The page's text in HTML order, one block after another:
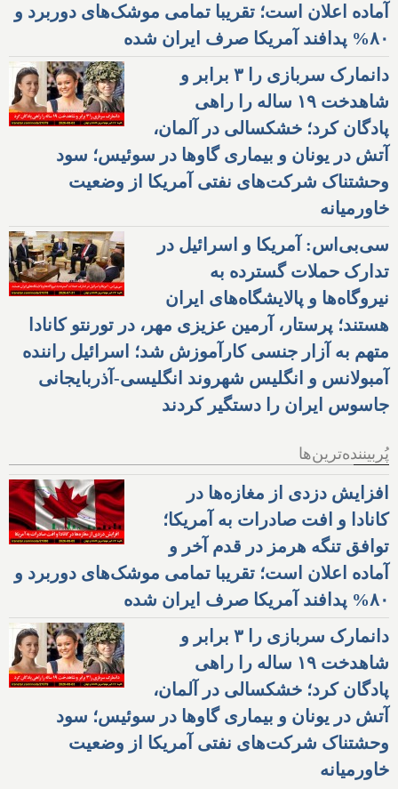
آماده اعلان است؛ تقریبا تمامی موشک‌های دوربرد و
۸۰% پدافند آمریکا صرف ایران شده
دانمارک سربازی را ۳ برابر و
شاهدخت ۱۹ ساله را راهی
پادگان کرد؛ خشکسالی در آلمان،
آتش در یونان و بیماری گاوها در سوئیس؛ سود
وحشتناک شرکت‌های نفتی آمریکا از وضعیت
خاورمیانه
سی‌بی‌اس: آمریکا و اسرائیل در
تدارک حملات گسترده به
نیروگاه‌ها و پالایشگاه‌های ایران
هستند؛ پرستار، آرمین عزیزی مهر، در تورنتو کانادا
متهم به آزار جنسی کارآموزش شد؛ اسرائیل راننده
آمبولانس و انگلیس شهروند انگلیسی-آذربایجانی
جاسوس ایران را دستگیر کردند
پُربیننده‌ترین‌ها
افزایش دزدی از مغازه‌ها در
کانادا و افت صادرات به آمریکا؛
توافق تنگه هرمز در قدم آخر و
آماده اعلان است؛ تقریبا تمامی موشک‌های دوربرد و
۸۰% پدافند آمریکا صرف ایران شده
دانمارک سربازی را ۳ برابر و
شاهدخت ۱۹ ساله را راهی
پادگان کرد؛ خشکسالی در آلمان،
آتش در یونان و بیماری گاوها در سوئیس؛ سود
وحشتناک شرکت‌های نفتی آمریکا از وضعیت
خاورمیانه